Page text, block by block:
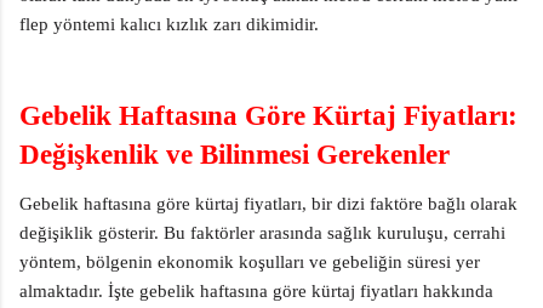
flep yöntemi kalıcı kızlık zarı dikimidir.
Gebelik Haftasına Göre Kürtaj Fiyatları:
Değişkenlik ve Bilinmesi Gerekenler
Gebelik haftasına göre kürtaj fiyatları, bir dizi faktöre bağlı olarak
değişiklik gösterir. Bu faktörler arasında sağlık kuruluşu, cerrahi
yöntem, bölgenin ekonomik koşulları ve gebeliğin süresi yer
almaktadır. İşte gebelik haftasına göre kürtaj fiyatları hakkında